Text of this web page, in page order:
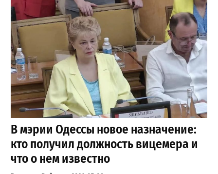
В мэрии Одессы новое назначение:
кто получил должность вицемера и
что о нем известно